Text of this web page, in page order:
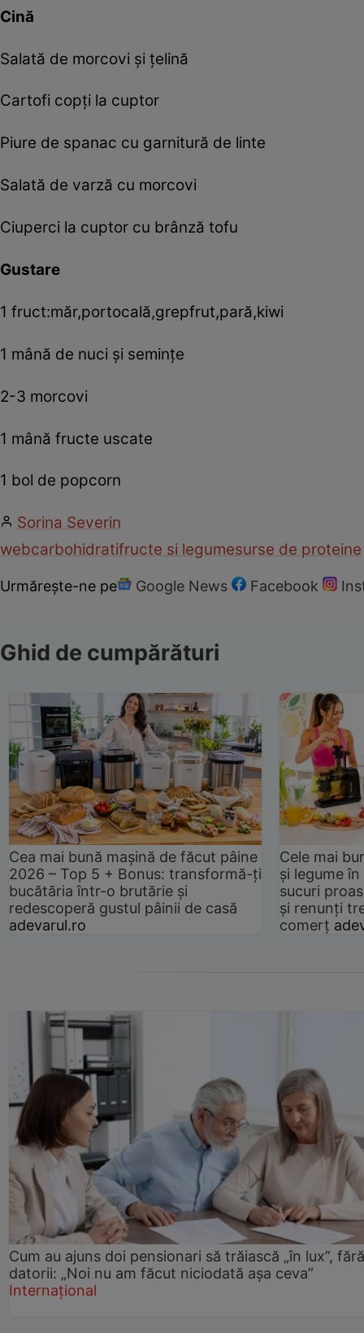
Cină
Salată de morcovi şi ţelină
Cartofi copţi la cuptor
Piure de spanac cu garnitură de linte
Salată de varză cu morcovi
Ciuperci la cuptor cu brânză tofu
Gustare
1 fruct:măr,portocală,grepfrut,pară,kiwi
1 mână de nuci şi seminţe
2-3 morcovi
1 mână fructe uscate
1 bol de popcorn
Sorina Severin
webcarbohidratifructe si legumesurse de proteine
Urmărește-ne pe Google News Facebook
Ghid de cumpărături
Cea mai bună mașină de făcut pâine
2026 – Top 5 + Bonus: transformă-ți
bucătăria într-o brutărie și
redescoperă gustul pâinii de casă
adevarul.ro
Cele mai
și legume
sucuri
și renunți
comerț
Cum au ajuns doi pensionari să trăiască „în lux”, fără
datorii: „Noi nu am făcut niciodată așa ceva”
Internațional